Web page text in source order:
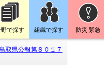
で探す 組織で探す 防災 緊急
取県公報第８０１７